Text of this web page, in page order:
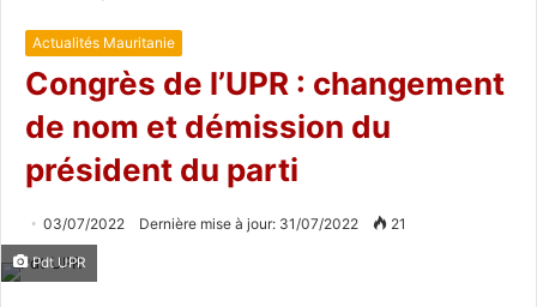
Actualités Mauritanie
Congrès de l’UPR : changement
de nom et démission du
président du parti
03/07/2022 Dernière mise à jour: 31/07/2022 21
Pdt UPR